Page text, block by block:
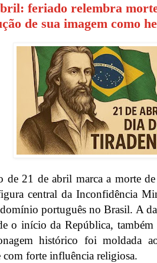
feriado relembra
de sua imagem como
de 21 de abril marca a morte
central da Inconfidência
português no Brasil. A
o início da República,
histórico foi moldada
com forte influência religiosa.